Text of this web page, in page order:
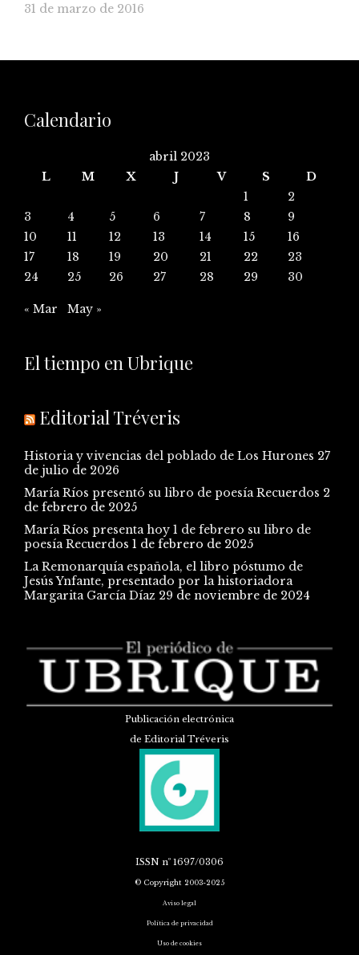
31 de marzo de 2016
Calendario
abril 2023
L
M X J V S
D
1
2
3
4 5 6 7 8
9
10
11 12 13 14 15
16
17
18 19 20 21 22
23
24
25 26 27 28 29 30
« Mar May »
El tiempo en Ubrique
Editorial Tréveris
Historia y vivencias del poblado de Los Hurones 27
de julio de 2026
María Ríos presentó su libro de poesía Recuerdos 2
de febrero de 2025
María Ríos presenta hoy 1 de febrero su libro de
poesía Recuerdos 1 de febrero de 2025
La Remonarquía española, el libro póstumo de
Jesús Ynfante, presentado por la historiadora
Margarita García Díaz 29 de noviembre de 2024
Publicación electrónica
de Editorial Tréveris
ISSN nº 1697/0306
© Copyright 2003-2025
Aviso legal
Política de privacidad
Uso de cookies